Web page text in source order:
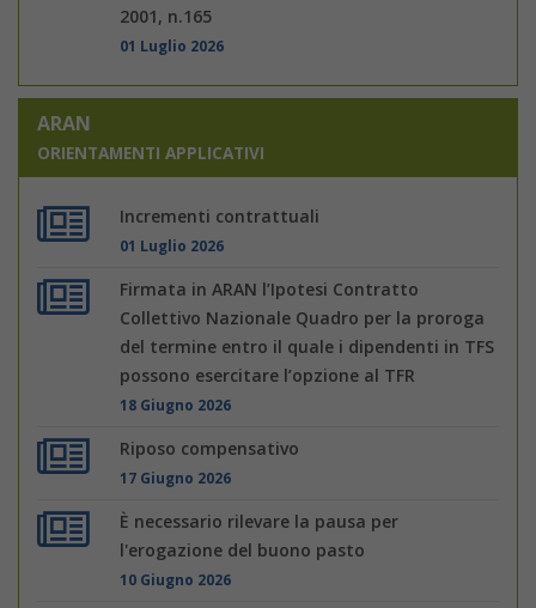
2001, n.165
01 Luglio 2026
ARAN
ORIENTAMENTI APPLICATIVI
Incrementi contrattuali
01 Luglio 2026
Firmata in ARAN l’Ipotesi Contratto
Collettivo Nazionale Quadro per la proroga
del termine entro il quale i dipendenti in TFS
possono esercitare l’opzione al TFR
18 Giugno 2026
Riposo compensativo
17 Giugno 2026
È necessario rilevare la pausa per
l'erogazione del buono pasto
10 Giugno 2026